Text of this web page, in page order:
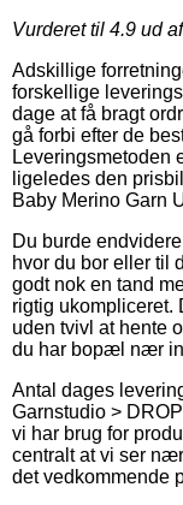
Vurderet til 4.9 ud
Adskillige
forskellige
dage at få bragt
gå forbi efter de
Leveringsmetoden
ligeledes den
Baby Merino Garn
Du burde
hvor du bor eller til
godt nok en tand
rigtig ukompliceret.
uden tvivl at hente
du har bopæl nær
Antal dages
Garnstudio >
vi har brug for
centralt at vi ser
det vedkommende